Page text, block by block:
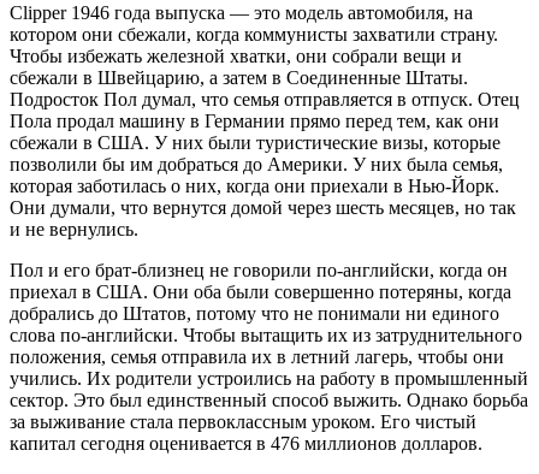
Clipper 1946 года выпуска — это модель автомобиля, на
котором они сбежали, когда коммунисты захватили страну.
Чтобы избежать железной хватки, они собрали вещи и
сбежали в Швейцарию, а затем в Соединенные Штаты.
Подросток Пол думал, что семья отправляется в отпуск. Отец
Пола продал машину в Германии прямо перед тем, как они
сбежали в США. У них были туристические визы, которые
позволили бы им добраться до Америки. У них была семья,
которая заботилась о них, когда они приехали в Нью-Йорк.
Они думали, что вернутся домой через шесть месяцев, но так
и не вернулись.
Пол и его брат-близнец не говорили по-английски, когда он
приехал в США. Они оба были совершенно потеряны, когда
добрались до Штатов, потому что не понимали ни единого
слова по-английски. Чтобы вытащить их из затруднительного
положения, семья отправила их в летний лагерь, чтобы они
учились. Их родители устроились на работу в промышленный
сектор. Это был единственный способ выжить. Однако борьба
за выживание стала первоклассным уроком. Его чистый
капитал сегодня оценивается в 476 миллионов долларов.